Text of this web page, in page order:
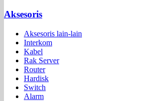
Aksesoris
Aksesoris lain-lain
Interkom
Kabel
Rak Server
Router
Hardisk
Switch
Alarm